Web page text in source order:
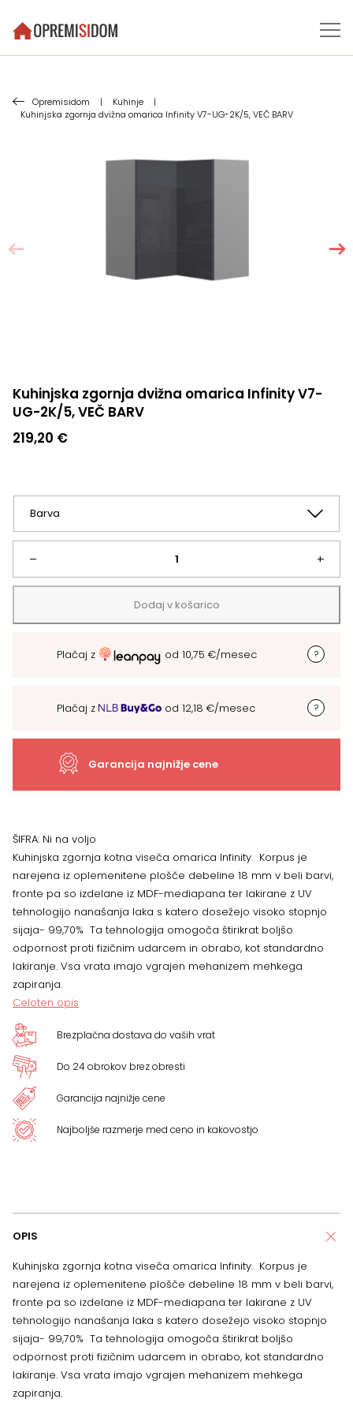
Opremisidom | Kuhinje
|
Kuhinjska zgornja dvižna omarica Infinity V7-UG-2K/5, VEČ BARV
Kuhinjska zgornja dvižna omarica Infinity V7-
UG-2K/5, VEČ BARV
219,20 €
–
Kuhinjska
zgornja
dvižna
2K/5,
BARV
količina
+
Dodaj v košarico
Plačaj z od 10,75 €/mesec
Plačaj z od 12,18 €/mesec
Garancija najnižje cene
ŠIFRA: Ni na voljo
Kuhinjska zgornja kotna viseča omarica Infinity. Korpus je
narejena iz oplemenitene plošče debeline 18 mm v beli barvi,
fronte pa so izdelane iz MDF-mediapana ter lakirane z UV
tehnologijo nanašanja laka s katero dosežejo visoko stopnjo
sijaja- 99,70% Ta tehnologija omogoča štirikrat boljšo
odpornost proti fizičnim udarcem in obrabo, kot standardno
lakiranje. Vsa vrata imajo vgrajen mehanizem mehkega
zapiranja.
Celoten opis
Brezplačna dostava do vaših vrat
Do 24 obrokov brez obresti
Garancija najnižje cene
Najboljše razmerje med ceno in kakovostjo
OPIS
Kuhinjska zgornja kotna viseča omarica Infinity. Korpus je
narejena iz oplemenitene plošče debeline 18 mm v beli barvi,
fronte pa so izdelane iz MDF-mediapana ter lakirane z UV
tehnologijo nanašanja laka s katero dosežejo visoko stopnjo
sijaja- 99,70% Ta tehnologija omogoča štirikrat boljšo
odpornost proti fizičnim udarcem in obrabo, kot standardno
lakiranje. Vsa vrata imajo vgrajen mehanizem mehkega
zapiranja.